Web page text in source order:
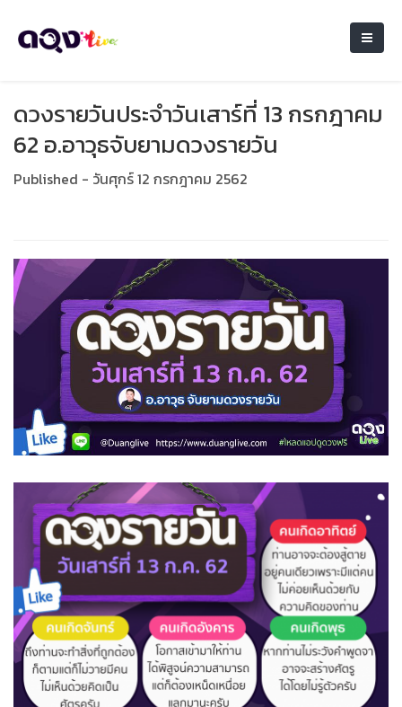
ดวงรายวันประจำวันเสาร์ที่ 13 กรกฎาคม
62 อ.อาวุธจับยามดวงรายวัน
Published - วันศุกร์ 12 กรกฎาคม 2562